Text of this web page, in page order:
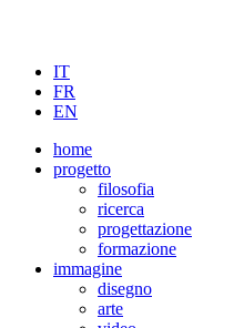
IT
FR
EN
home
progetto
filosofia
ricerca
progettazione
formazione
immagine
disegno
arte